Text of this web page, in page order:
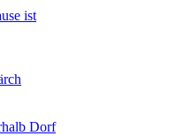
ist
Dorf